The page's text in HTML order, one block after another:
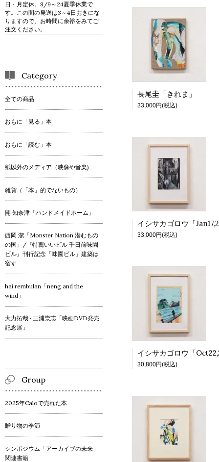
長尾圭「きれま」
33,000円(税込)
33,000円(税込)
30,800円(税込)
日・月定休。8/9～24夏季休業で
す。この間の発送は3～4日おきにな
りますので、お時間に余裕をみてご
注文ください。
Category
全ての商品
おもに「見る」本
おもに「読む」本
紙以外のメディア（映像や音楽)
雑貨（「本」的でないもの）
開 知奈津「ハンドメイドホーム」
西岡 潔「Monster Nation 潜むもの
の国」/『特薦いいビル 千日前味園
ビル』刊行記念「味園ビル」建築は
宿す
hai rembulan「neng and the
wind」
大力拓哉 · 三浦崇志「映画DVD発売
記念展」
Group
2025年Caloで売れた本
贈り物の季節
シンポジウム「アーカイブの未来」
関連書籍